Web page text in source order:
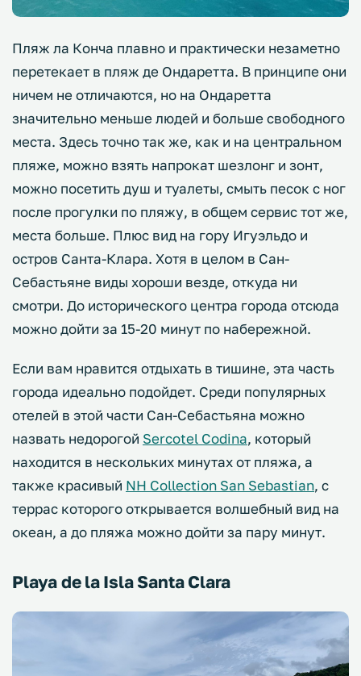
Пляж ла Конча плавно и практически незаметно
перетекает в пляж де Ондаретта. В принципе они
ничем не отличаются, но на Ондаретта
значительно меньше людей и больше свободного
места. Здесь точно так же, как и на центральном
пляже, можно взять напрокат шезлонг и зонт,
можно посетить душ и туалеты, смыть песок с ног
после прогулки по пляжу, в общем сервис тот же,
места больше. Плюс вид на гору Игуэльдо и
остров Санта-Клара. Хотя в целом в Сан-
Себастьяне виды хороши везде, откуда ни
смотри. До исторического центра города отсюда
можно дойти за 15-20 минут по набережной.
Если вам нравится отдыхать в тишине, эта часть
города идеально подойдет. Среди популярных
отелей в этой части Сан-Себастьяна можно
назвать недорогой Sercotel Codina, который
находится в нескольких минутах от пляжа, а
также красивый NH Collection San Sebastian, с
террас которого открывается волшебный вид на
океан, а до пляжа можно дойти за пару минут.
Playa de la Isla Santa Clara